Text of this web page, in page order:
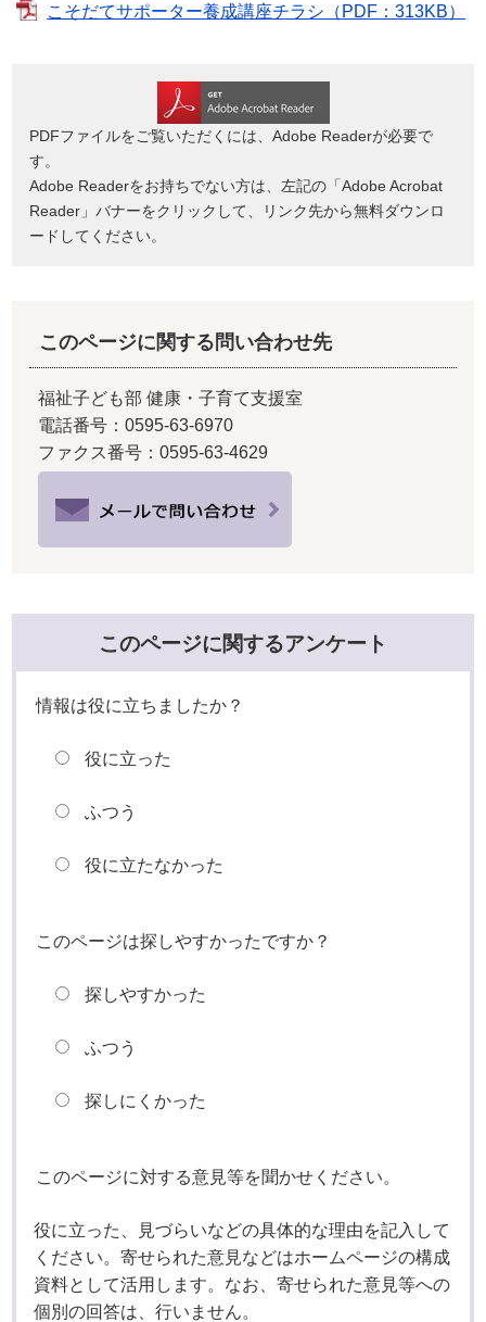
こそだてサポーター養成講座チラシ（PDF：313KB）
PDFファイルをご覧いただくには、Adobe Readerが必要で
す。
Adobe Readerをお持ちでない方は、左記の「Adobe Acrobat
Reader」バナーをクリックして、リンク先から無料ダウンロ
ードしてください。
このページに関する問い合わせ先
福祉子ども部 健康・子育て支援室
電話番号：0595-63-6970
ファクス番号：0595-63-4629
このページに関するアンケート
情報は役に立ちましたか？
役に立った
ふつう
役に立たなかった
このページは探しやすかったですか？
探しやすかった
ふつう
探しにくかった
このページに対する意見等を聞かせください。
役に立った、見づらいなどの具体的な理由を記入して
ください。寄せられた意見などはホームページの構成
資料として活用します。なお、寄せられた意見等への
個別の回答は、行いません。